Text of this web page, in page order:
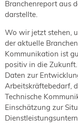
NORDIC TechKomm
23.-24. September 2026
tekom-Jahrestagung 2026
10.-12. November, 2026 in
Mitglied werden
Expertenrat
Publikationen
Stellenangebote
Branchenreport aus
darstellte.
Wo wir jetzt stehen,
der aktuelle
Kommunikation ist
positiv in die
Daten zur
Arbeitskräftebedarf,
Technische
Einschätzung zur